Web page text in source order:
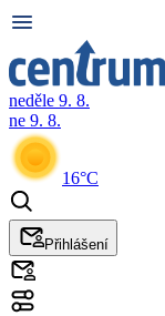
neděle 9. 8.
ne 9. 8.
16°C
Přihlášení